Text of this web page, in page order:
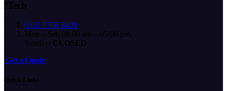
ITech
0821 7706 6400
Mon – Sat: 08:00 am – 05:00 pm,
Sunday: CLOSED
Get a Quote
Quick Links